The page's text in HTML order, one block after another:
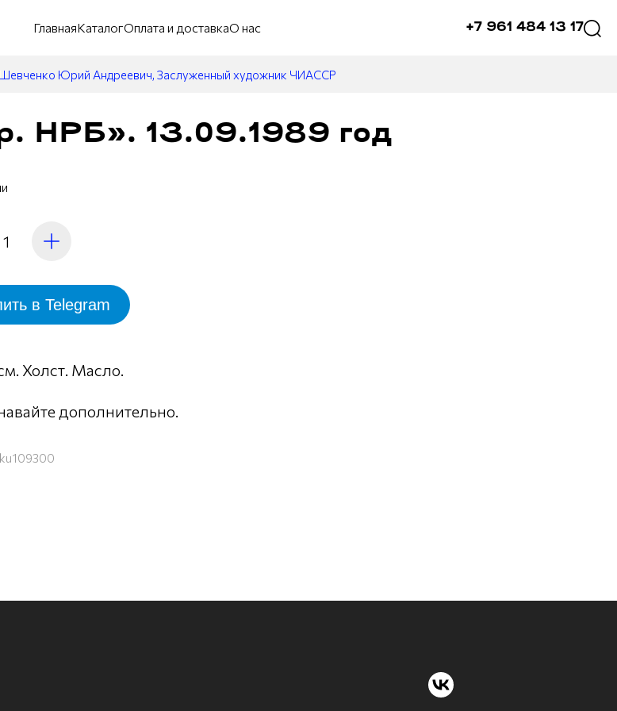
ГлавнаяКаталогОплата и доставкаО нас +7 961 484 13 17
Шевченко Юрий Андреевич, Заслуженный художник ЧИАССР
НРБ». 13.09.1989 год
в Telegram
Холст. Масло.
дополнительно.